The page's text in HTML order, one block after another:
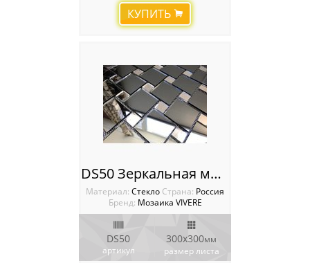
КУПИТЬ
DS50 Зеркальная мозаика VIVERE VANTAGGIO
Материал: Стекло Cтрана: Россия
Бренд: Мозаика VIVERE
DS50
артикул
300х300мм
размер листа